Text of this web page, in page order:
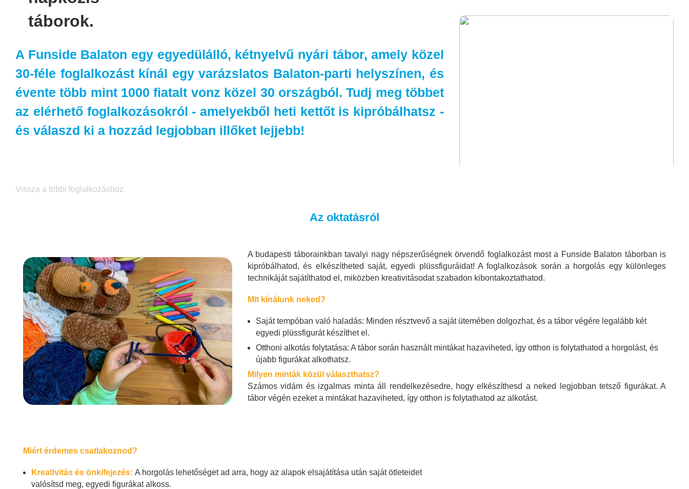
A Funside Balaton egy egyedülálló, kétnyelvű nyári tábor, amely közel
30-féle foglalkozást kínál egy varázslatos Balaton-parti helyszínen, és
évente több mint 1000 fiatalt vonz közel 30 országból. Tudj meg többet
az elérhető foglalkozásokról - amelyekből heti kettőt is kipróbálhatsz -
és válaszd ki a hozzád legjobban illőket lejjebb!
Vissza a többi foglalkozáshoz
Az oktatásról
A budapesti táborainkban tavalyi nagy népszerűségnek örvendő foglalkozást most a Funside Balaton táborban is
kipróbálhatod, és elkészítheted saját, egyedi plüssfiguráidat! A foglalkozások során a horgolás egy különleges
technikáját sajátíthatod el, miközben kreativitásodat szabadon kibontakoztathatod.
Mit kínálunk neked?
Saját tempóban való haladás: Minden résztvevő a saját ütemében dolgozhat, és a tábor végére legalább két
egyedi plüssfigurát készíthet el.
Otthoni alkotás folytatása: A tábor során használt mintákat hazaviheted, így otthon is folytathatod a horgolást, és
újabb figurákat alkothatsz.
Milyen minták közül választhatsz?
Számos vidám és izgalmas minta áll rendelkezésedre, hogy elkészíthesd a neked legjobban tetsző figurákat. A
tábor végén ezeket a mintákat hazaviheted, így otthon is folytathatod az alkotást.
Miért érdemes csatlakoznod?
Kreativitás és önkifejezés: A horgolás lehetőséget ad arra, hogy az alapok elsajátítása után saját ötleteidet
valósítsd meg, egyedi figurákat alkoss.